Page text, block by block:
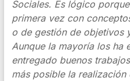
Sociales. Es lógico
primera vez con
o de gestión de objetivos
Aunque la mayoría los ha
entregado buenos
más posible la realización